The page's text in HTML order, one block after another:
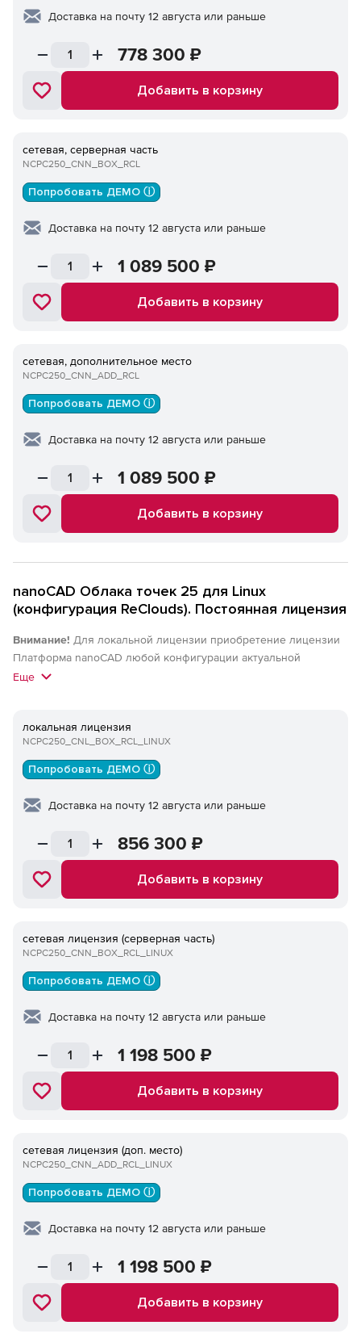
Доставка на почту 12 августа или раньше
778 300 ₽
Добавить в корзину
сетевая, серверная часть
NCPC250_CNN_BOX_RCL
Попробовать ДЕМО ⓘ
Доставка на почту 12 августа или раньше
1 089 500 ₽
Добавить в корзину
сетевая, дополнительное место
NCPC250_CNN_ADD_RCL
Попробовать ДЕМО ⓘ
Доставка на почту 12 августа или раньше
1 089 500 ₽
Добавить в корзину
nanoCAD Облака точек 25 для Linux
(конфигурация ReClouds). Постоянная лицензия
Внимание! Для локальной лицензии приобретение лицензии
Платформа nanoCAD любой конфигурации актуальной
(локальной) версии обязательно. Для сетевых лицензий
лицензия актуальной версии обязательно. Приобретение
подписки на обновление обязательно.
Еще
локальная лицензия
NCPC250_CNL_BOX_RCL_LINUX
Попробовать ДЕМО ⓘ
Доставка на почту 12 августа или раньше
856 300 ₽
Добавить в корзину
сетевая лицензия (серверная часть)
NCPC250_CNN_BOX_RCL_LINUX
Попробовать ДЕМО ⓘ
Доставка на почту 12 августа или раньше
1 198 500 ₽
Добавить в корзину
сетевая лицензия (доп. место)
NCPC250_CNN_ADD_RCL_LINUX
Попробовать ДЕМО ⓘ
Доставка на почту 12 августа или раньше
1 198 500 ₽
Добавить в корзину